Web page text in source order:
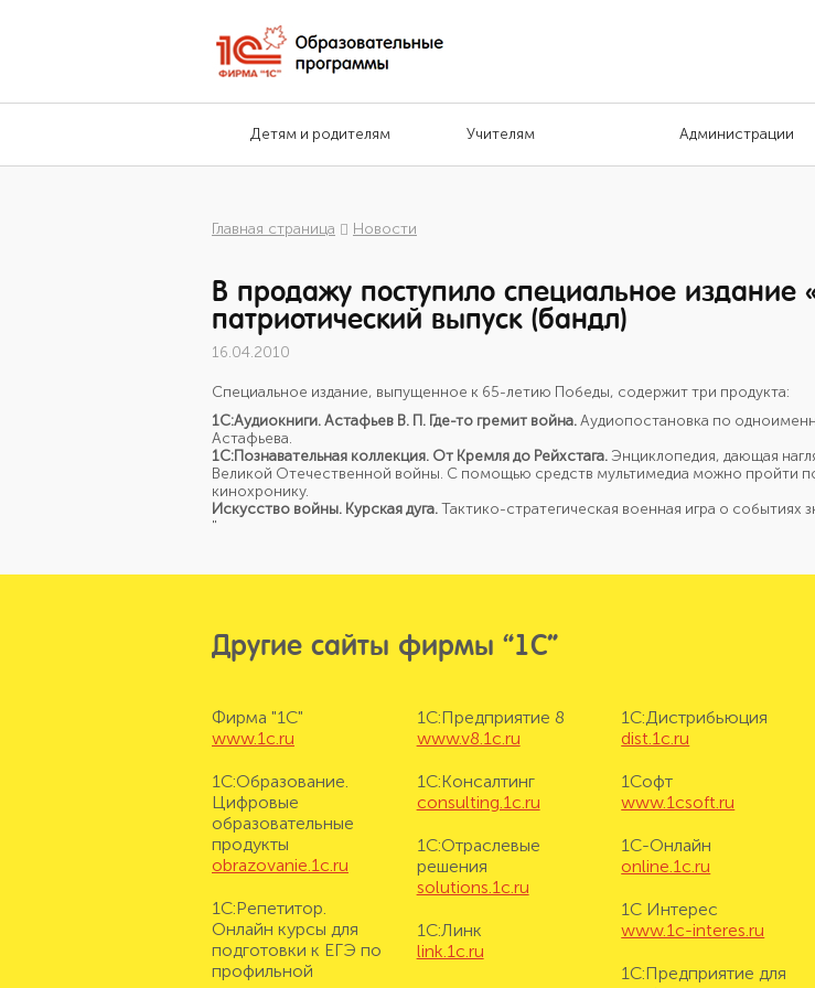
Детям и родителям Учителям Администрации
Главная страница Новости
В продажу поступило специальное издание
патриотический выпуск (бандл)
16.04.2010
Специальное издание, выпущенное к 65-летию Победы, содержит три продукта:
1С:Аудиокниги. Астафьев В. П. Где-то гремит война.Аудиопостановка по
Астафьева.
1С:Познавательная коллекция. От Кремля до Рейхстага.Энциклопедия, дающая
Великой Отечественной войны. С помощью средств мультимедиа можно пройти
кинохронику.
Искусство войны. Курская дуга.Тактико-стратегическая военная игра о событиях
"
Другие сайты фирмы “1С”
Фирма "1С"
www.1c.ru
1С:Образование.
Цифровые
образовательные
продукты
obrazovanie.1c.ru
1С:Репетитор.
Онлайн курсы для
подготовки к ЕГЭ по
профильной
1С:Предприятие 8
www.v8.1c.ru
1С:Консалтинг
consulting.1c.ru
1С:Отраслевые
решения
solutions.1c.ru
1С:Линк
link.1c.ru
1С:Дистрибьюция
dist.1c.ru
1Софт
www.1csoft.ru
1С-Онлайн
online.1c.ru
1С Интерес
www.1c-interes.ru
1С:Предприятие для